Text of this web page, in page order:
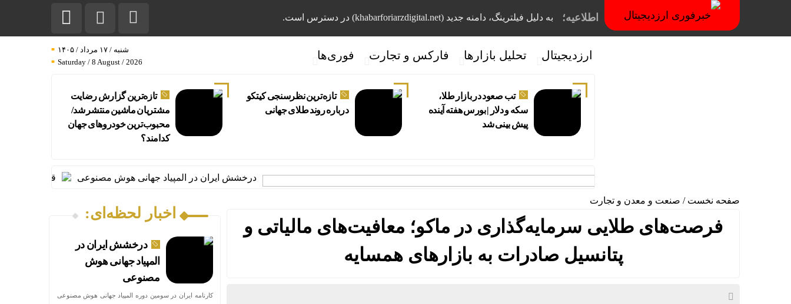
اطلاعیه؛ به دلیل فیلترینگ، دامنه جدید (khabarforiarzdigital.net) در دسترس است.
ارزدیجیتال تحلیل بازارها فارکس و تجارت فوری‌ها
شنبه / ۱۷ مرداد / ۱۴۰۵
Saturday / 8 August / 2026
تب صعود در بازار طلا،
سکه و دلار | بورس هفته آینده
پیش بینی شد
تازه‌ترین نظرسنجی کیتکو
درباره روند طلای جهانی
تازه‌ترین گزارش رضایت
مشتریان ماشین منتشر شد/
محبوب‌ترین خودروهای جهان
کدامند؟
درخشش ایران در المپیاد جهانی هوش مصنوعی قیمت طلا و سکه امروز شنبه ۱۷مرداد/ افزایش همه قیمت ها
صفحه نخست / صنعت و معدن و تجارت
فرصت‌های طلایی سرمایه‌گذاری در ماکو؛ معافیت‌های مالیاتی و
پتانسیل صادرات به بازارهای همسایه
اخبار لحظه‌ای:
درخشش ایران در
المپیاد جهانی هوش
مصنوعی
کارنامه ایران در سومین دوره المپیاد جهانی هوش مصنوعی